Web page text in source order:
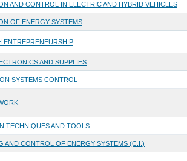
AND CONTROL IN ELECTRIC AND HYBRID VEHICLES
OF ENERGY SYSTEMS
ENTREPRENEURSHIP
AND SUPPLIES
SYSTEMS CONTROL
TECHNIQUES AND TOOLS
AND CONTROL OF ENERGY SYSTEMS (C.I.)